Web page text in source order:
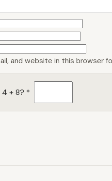
and website in this browser
4 + 8? *